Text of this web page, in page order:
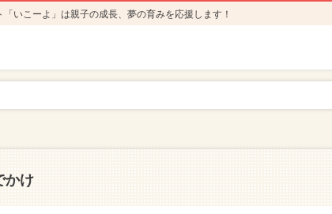
いこーよ」は親子の成長、夢の育みを応援します！
かけ